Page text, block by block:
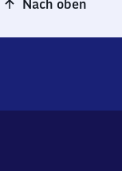
Nach oben